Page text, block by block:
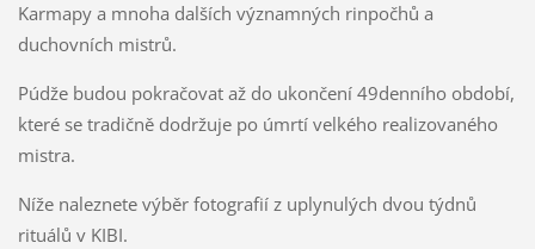
Karmapy a mnoha dalších významných rinpočhů a
duchovních mistrů.
Púdže budou pokračovat až do ukončení 49denního období,
které se tradičně dodržuje po úmrtí velkého realizovaného
mistra.
Níže naleznete výběr fotografií z uplynulých dvou týdnů
rituálů v KIBI.